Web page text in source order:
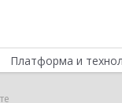
Платформа и